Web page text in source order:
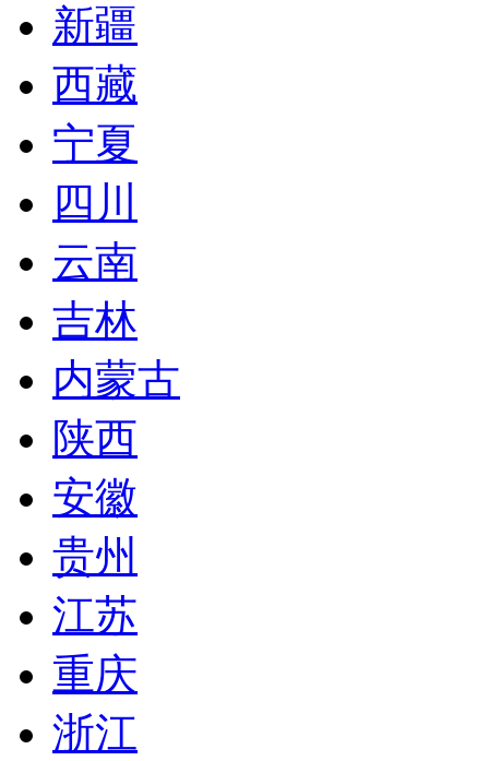
新疆
西藏
宁夏
四川
云南
吉林
内蒙古
陕西
安徽
贵州
江苏
重庆
浙江